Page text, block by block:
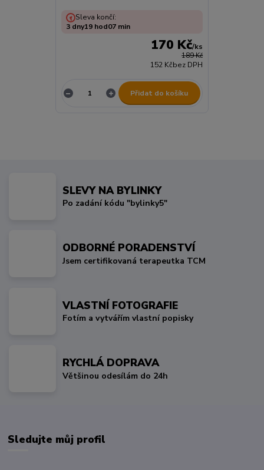
189 Kč
170 Kč/ks
152 Kčbez DPH
Sleva končí:
3 dny19 hod07 min
Přidat do košíku
SLEVY NA BYLINKY
Po zadání kódu "bylinky5"
ODBORNÉ PORADENSTVÍ
Jsem certifikovaná terapeutka TCM
VLASTNÍ FOTOGRAFIE
Fotím a vytvářím vlastní popisky
RYCHLÁ DOPRAVA
Většinou odesílám do 24h
Sledujte můj profil